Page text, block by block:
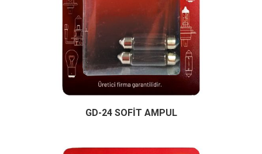
GD-24 SOFİT AMPUL